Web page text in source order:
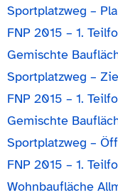
Sportplatzweg –
FNP 2015 – 1.
Gemischte
Sportplatzweg –
FNP 2015 – 1.
Gemischte
Sportplatzweg –
FNP 2015 – 1.
Wohnbaufläche